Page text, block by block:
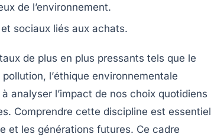
de l’environnement.
sociaux liés aux achats.
de plus en plus pressants tels que le
pollution, l’éthique environnementale
analyser l’impact de nos choix quotidiens
Comprendre cette discipline est essentiel
et les générations futures. Ce cadre